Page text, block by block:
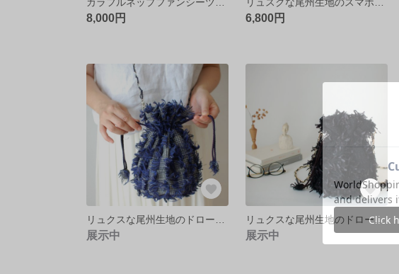
8,000円 6,800円
展示中
リュクスな尾州生地のドローストリングバッグ/ブラック
展示中